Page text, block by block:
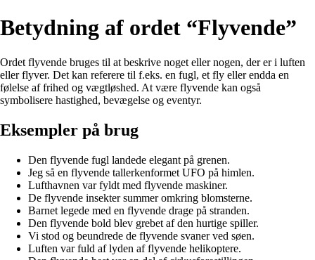
Betydning af ordet “Flyvende”
Ordet flyvende bruges til at beskrive noget eller nogen, der er i luften
eller flyver. Det kan referere til f.eks. en fugl, et fly eller endda en
følelse af frihed og vægtløshed. At være flyvende kan også
symbolisere hastighed, bevægelse og eventyr.
Eksempler på brug
Den flyvende fugl landede elegant på grenen.
Jeg så en flyvende tallerkenformet UFO på himlen.
Lufthavnen var fyldt med flyvende maskiner.
De flyvende insekter summer omkring blomsterne.
Barnet legede med en flyvende drage på stranden.
Den flyvende bold blev grebet af den hurtige spiller.
Vi stod og beundrede de flyvende svaner ved søen.
Luften var fuld af lyden af flyvende helikoptere.